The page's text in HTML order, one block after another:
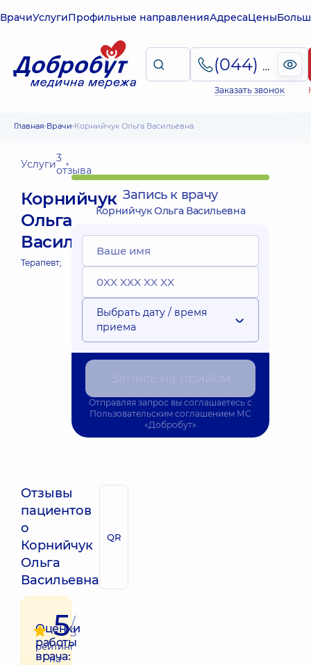
ВрачиУслугиПрофильные направленияАдресаЦены
(044) 495-2-888
Заказать звонок
Главная Врачи Корнийчук Ольга Васильевна
Услуги3
отзыва
Корнийчук
Ольга
Васильевна
Терапевт;
Отзывы
пациентов
о
Корнийчук
Ольга
Васильевна
QR
Оценки
работы
врача:
5/
5
рейтинг
на
Запись к врачу
Корнийчук Ольга Васильевна
Выбрать дату / время
приема
Отправляя запрос вы соглашаетесь с
Пользовательским соглашением МС
«Добробут»